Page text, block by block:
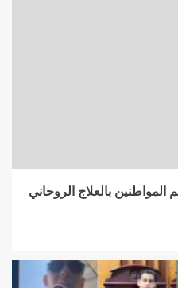
بالعلاج الروحاني